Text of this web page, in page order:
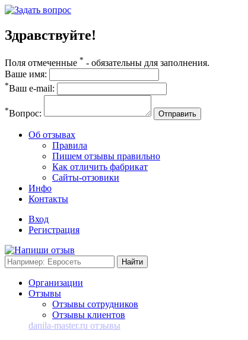
Здравствуйте!
Поля отмеченные * - обязательны для заполнения.
Ваше имя:
*Ваш e-mail:
*Вопрос: Отправить
Об отзывах
Правила
Пишем отзывы правильно
Как отличить фабрикат
Сайты-отзовики
Инфо
Контакты
Вход
Регистрация
Организации
Отзывы
Отзывы сотрудников
Отзывы клиентов
danila-master.ru отзывы